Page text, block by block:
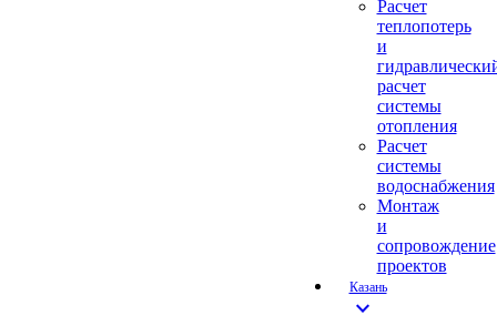
Расчет
теплопотерь
и
расчет
системы
отопления
Расчет
системы
водоснабжения
Монтаж
и
сопровождение
проектов
Казань
expand_more